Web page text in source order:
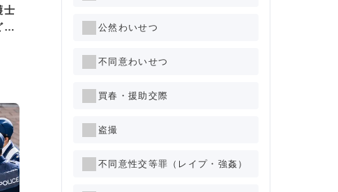
士
公然わいせつ
不同意わいせつ
買春・援助交際
盗撮
不同意性交等罪（レイプ・強姦）